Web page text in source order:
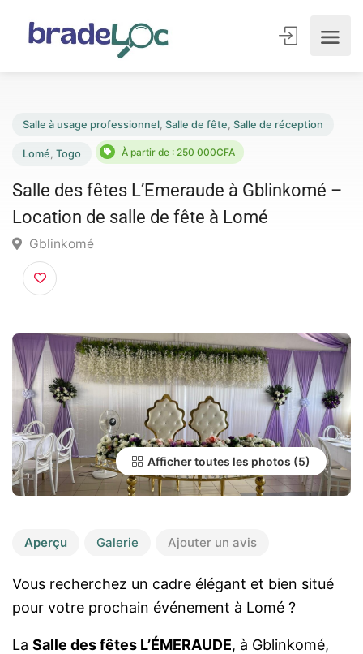
Salle à usage professionnel Salle de fête Salle de réception
À partir de : 250 000CFA
Salle des fêtes L’Emeraude à Gblinkomé
Location de salle de fête à Lomé
Gblinkomé
Afficher toutes les photos
Aperçu Galerie Ajouter un avis
Vous recherchez un cadre élégant et bien situé
pour votre prochain événement à Lomé ?
La Salle des fêtes L’ÉMERAUDE, à Gblinkomé,